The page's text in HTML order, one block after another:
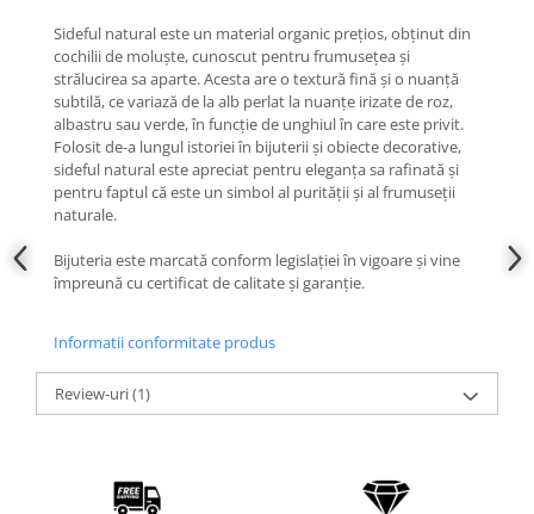
Argint
Coliere cu pietre semiprețioase
Sideful natural este un material organic prețios, obținut din
cochilii de moluște, cunoscut pentru frumusețea și
strălucirea sa aparte. Acesta are o textură fină și o nuanță
subtilă, ce variază de la alb perlat la nuanțe irizate de roz,
albastru sau verde, în funcție de unghiul în care este privit.
Folosit de-a lungul istoriei în bijuterii și obiecte decorative,
sideful natural este apreciat pentru eleganța sa rafinată și
pentru faptul că este un simbol al purității și al frumuseții
naturale.
Bijuteria este marcată conform legislației în vigoare și vine
împreună cu certificat de calitate și garanție.
Informatii conformitate produs
Review-uri(1)